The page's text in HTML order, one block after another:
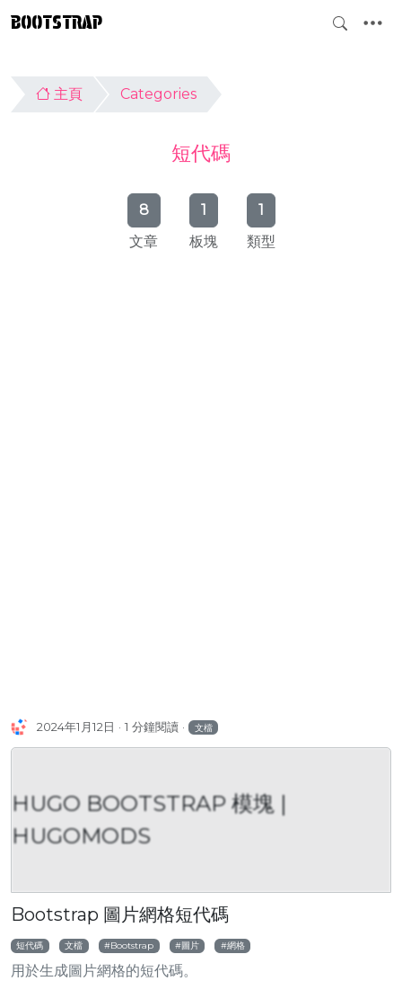
BOOTSTRAP
主頁 Categories
短代碼
8
文章
1
板塊
1
類型
2024年1月12日 1 分鐘閱讀 文檔
HUGO BOOTSTRAP 模塊 |
HUGOMODS
Bootstrap 圖片網格短代碼
短代碼 文檔 Bootstrap 圖片 網格
用於生成圖片網格的短代碼。